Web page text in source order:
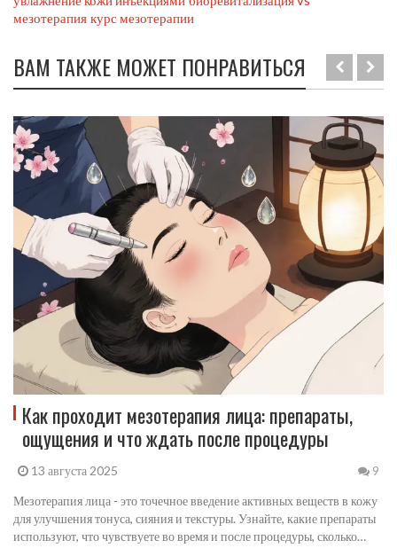
мезотерапия курс мезотерапии
ВАМ ТАКЖЕ МОЖЕТ ПОНРАВИТЬСЯ
Как проходит мезотерапия лица: препараты,
ощущения и что ждать после процедуры
13 августа 2025 9
Мезотерапия лица - это точечное введение активных веществ в кожу
для улучшения тонуса, сияния и текстуры. Узнайте, какие препараты
используют, что чувствуете во время и после процедуры, сколько